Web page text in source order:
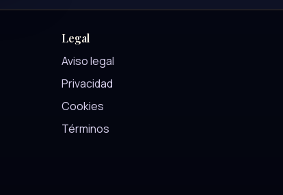
Legal
Aviso legal
Privacidad
Cookies
Términos